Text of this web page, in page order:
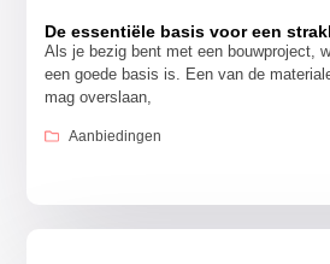
De essentiële basis voor een
Als je bezig bent met een bouwproject,
een goede basis is. Een van de
mag overslaan,
Aanbiedingen